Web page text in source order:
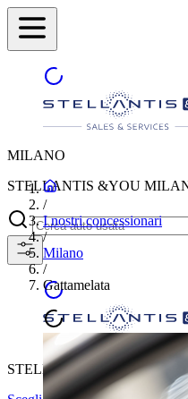
MILANO
STELLANTIS &YOU
STELLANTIS &YOU
/
I nostri concessionari
/
Milano
/
Gattamelata